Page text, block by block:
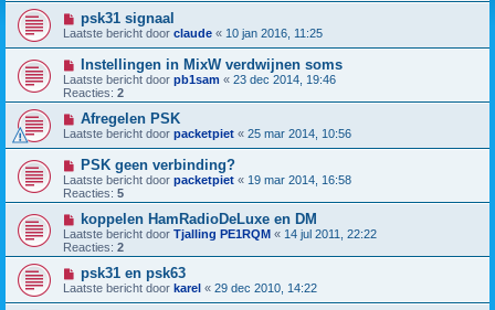
psk31 signaal
Laatste bericht door claude « 10 jan 2016, 11:25
Instellingen in MixW verdwijnen soms
Laatste bericht door pb1sam « 23 dec 2014, 19:46
Reacties: 2
Afregelen PSK
Laatste bericht door packetpiet « 25 mar 2014, 10:56
PSK geen verbinding?
Laatste bericht door packetpiet « 19 mar 2014, 16:58
Reacties: 5
koppelen HamRadioDeLuxe en DM
Laatste bericht door Tjalling PE1RQM « 14 jul 2011, 22:22
Reacties: 2
psk31 en psk63
Laatste bericht door karel « 29 dec 2010, 14:22